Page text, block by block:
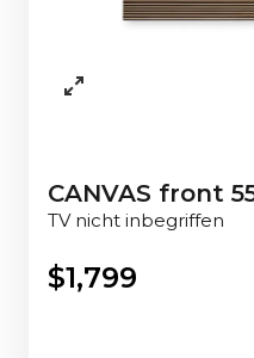
CANVAS front
TV nicht inbegriffen
$1,799